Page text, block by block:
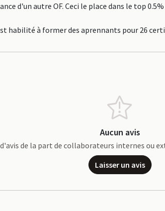
d'un autre OF. Ceci le place dans le top
habilité à former des aprennants pour 26
Aucun avis
de la part de collaborateurs internes ou
Laisser un avis